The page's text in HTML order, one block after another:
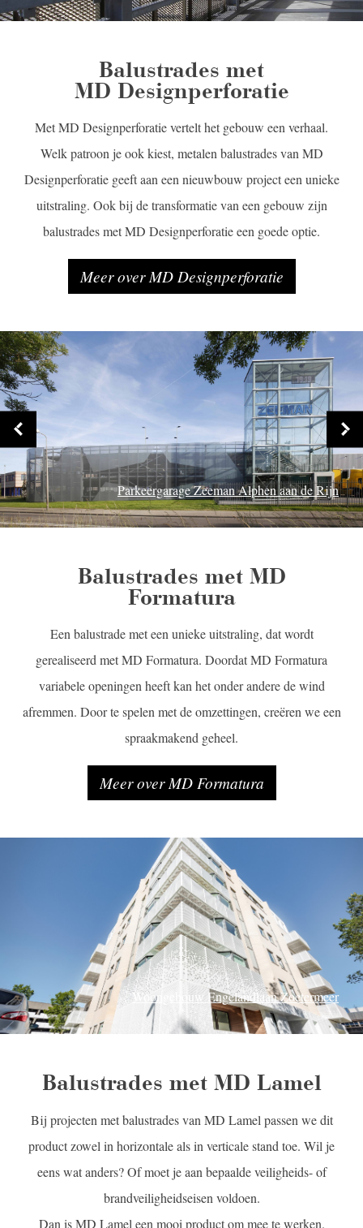
Balustrades met
MD Designperforatie
Met MD Designperforatie vertelt het gebouw een verhaal.
Welk patroon je ook kiest, metalen balustrades van MD
Designperforatie geeft aan een nieuwbouw project een unieke
uitstraling. Ook bij de transformatie van een gebouw zijn
balustrades met MD Designperforatie een goede optie.
Meer over MD Designperforatie
Parkeergarage Zeeman Alphen aan de Rijn
Balustrades met MD
Formatura
Een balustrade met een unieke uitstraling, dat wordt
gerealiseerd met MD Formatura. Doordat MD Formatura
variabele openingen heeft kan het onder andere de wind
afremmen. Door te spelen met de omzettingen, creëren we een
spraakmakend geheel.
Meer over MD Formatura
Woongebouw Engelandlaan Zoetermeer
Balustrades met MD Lamel
Bij projecten met balustrades van MD Lamel passen we dit
product zowel in horizontale als in verticale stand toe. Wil je
eens wat anders? Of moet je aan bepaalde veiligheids- of
brandveiligheidseisen voldoen.
Dan is MD Lamel een mooi product om mee te werken.